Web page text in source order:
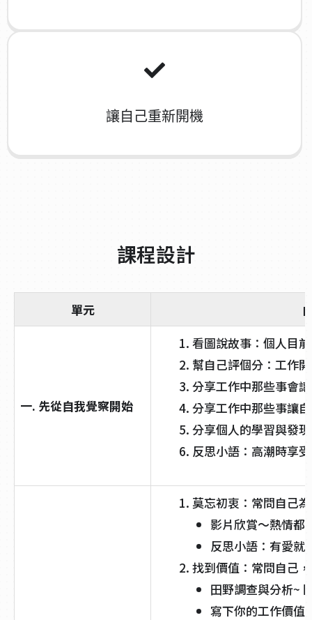
讓自己重新開機
課程設計
單元
一. 先從自我覺察開始
看圖說故事：個人目
幫自己評個分：工作
分享工作中那些事會
分享工作中那些事讓
分享個人的學習與發現
反思小語：高潮時享
莫忘初衷：常問自己
影片欣賞～熱情都
反思小語：有愛就
找到價值：常問自己
田野調查與分析~
寫下你的工作價值